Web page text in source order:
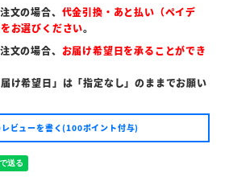
文の場合、 代金引換・あと払い（ペイデ
お選びください。
文の場合、 お届け希望日を承ることができ
け希望日」は「指定なし」のままでお願い
ビューを書く(100ポイント付与)